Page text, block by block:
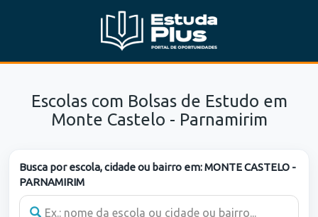
Escolas com Bolsas de Estudo em
Monte Castelo - Parnamirim
Busca por escola, cidade ou bairro em:MONTE CASTELO -
PARNAMIRIM